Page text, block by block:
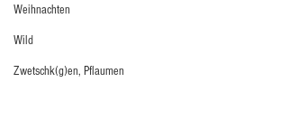
Weihnachten
Wild
Zwetschk(g)en, Pflaumen